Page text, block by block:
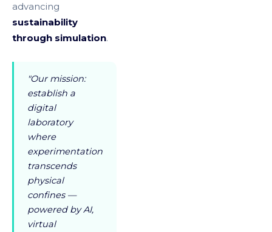
advancing
sustainability
through simulation.
"Our mission:
establish a
digital
laboratory
where
experimentation
transcends
physical
confines —
powered by AI,
virtual